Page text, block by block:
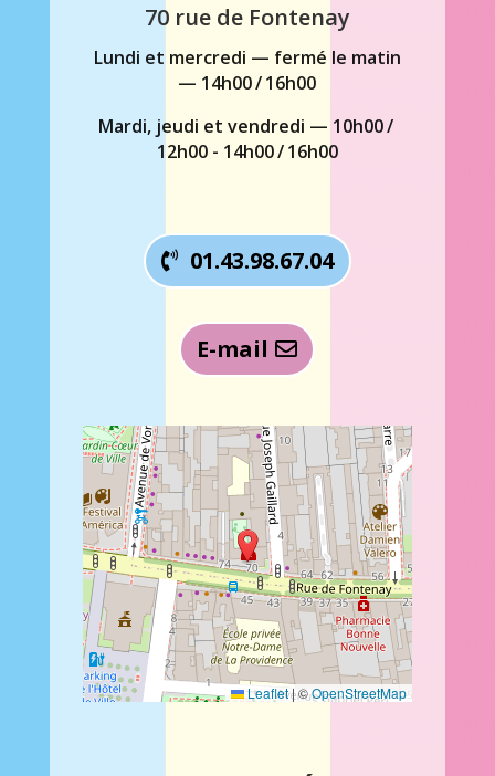
70 rue de Fontenay
Lundi et mercredi — fermé le matin
— 14h00 / 16h00
Mardi, jeudi et vendredi — 10h00 /
12h00 - 14h00 / 16h00
01.43.98.67.04
E-mail
Leaflet|©OpenStreetMap